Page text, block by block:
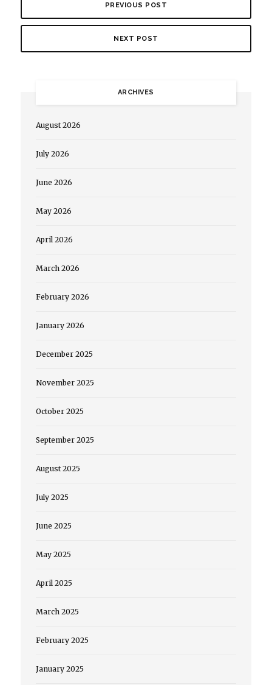
PREVIOUS POST
NEXT POST
ARCHIVES
August 2026
July 2026
June 2026
May 2026
April 2026
March 2026
February 2026
January 2026
December 2025
November 2025
October 2025
September 2025
August 2025
July 2025
June 2025
May 2025
April 2025
March 2025
February 2025
January 2025